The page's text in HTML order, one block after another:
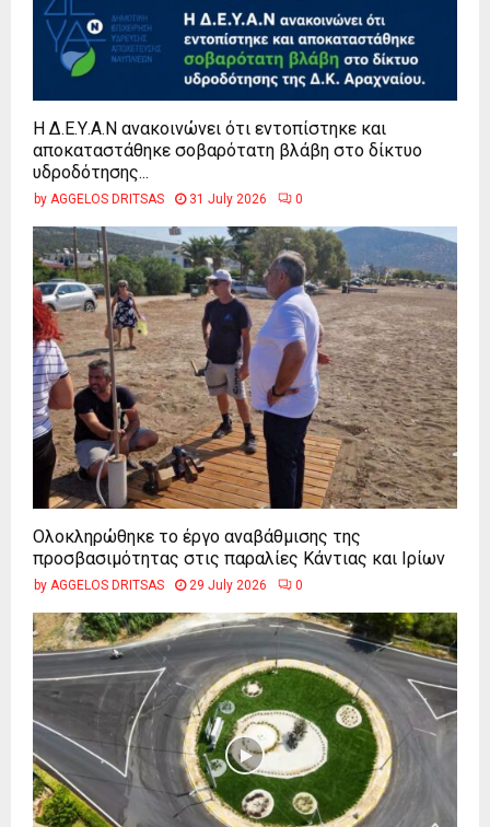
Η Δ.Ε.Υ.Α.Ν ανακοινώνει ότι εντοπίστηκε και
αποκαταστάθηκε σοβαρότατη βλάβη στο δίκτυο
υδροδότησης...
by AGGELOS DRITSAS 31 July 2026 0
Ολοκληρώθηκε το έργο αναβάθμισης της
προσβασιμότητας στις παραλίες Κάντιας και Ιρίων
by AGGELOS DRITSAS 29 July 2026 0